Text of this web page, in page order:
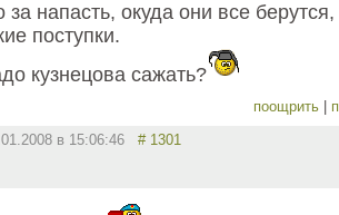
за напасть, окуда они все берутся,
поступки.
кузнецова сажать?
поощрить
в 15:06:46 # 1301